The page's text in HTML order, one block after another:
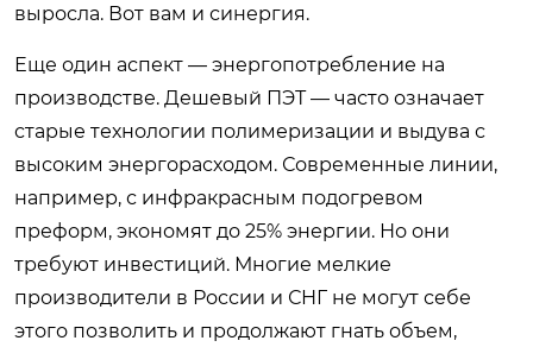
выросла. Вот вам и синергия.
Еще один аспект — энергопотребление на
производстве. Дешевый ПЭТ — часто означает
старые технологии полимеризации и выдува с
высоким энергорасходом. Современные линии,
например, с инфракрасным подогревом
преформ, экономят до 25% энергии. Но они
требуют инвестиций. Многие мелкие
производители в России и СНГ не могут себе
этого позволить и продолжают гнать объем,